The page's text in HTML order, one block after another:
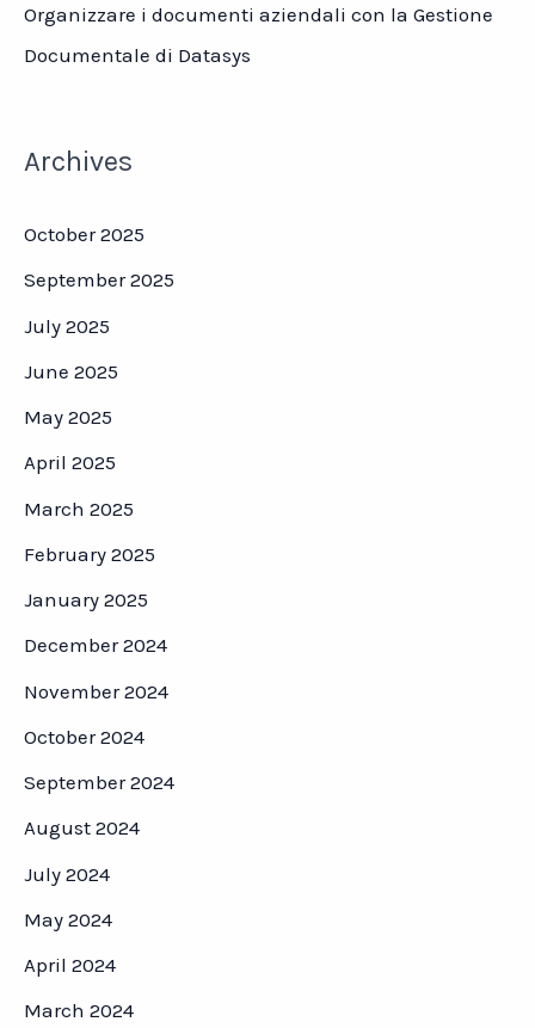
Organizzare i documenti aziendali con la Gestione
Documentale di Datasys
Archives
October 2025
September 2025
July 2025
June 2025
May 2025
April 2025
March 2025
February 2025
January 2025
December 2024
November 2024
October 2024
September 2024
August 2024
July 2024
May 2024
April 2024
March 2024